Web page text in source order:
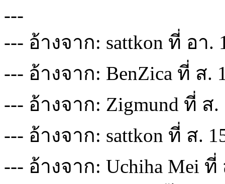
---
--- อ้างจาก: sattkon ที่ อา.
--- อ้างจาก: BenZica ที่ ส.
--- อ้างจาก: Zigmund ที่ ส.
--- อ้างจาก: sattkon ที่ ส.
--- อ้างจาก: Uchiha Mei ที่